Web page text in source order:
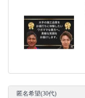
匿名希望(30代)